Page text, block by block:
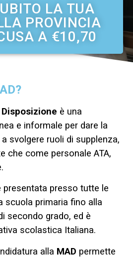
LA TUA
PROVINCIA
A €10,70
è una
e informale per dare la
svolgere ruoli di supplenza,
che come personale ATA,
presentata presso tutte le
scuola primaria fino alla
secondo grado, ed è
scolastica Italiana.
alla MAD permette